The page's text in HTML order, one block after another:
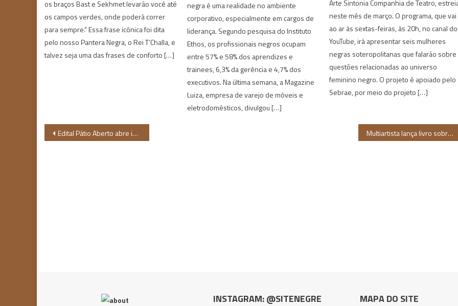
os braços Bast e Sekhmet levarão você até
os campos verdes, onde poderá correr
para sempre.” Essa frase icônica foi dita
pelo nosso Pantera Negra, o Rei T’Challa, e
talvez seja uma das frases de conforto […]
negra é uma realidade no ambiente
corporativo, especialmente em cargos de
liderança. Segundo pesquisa do Instituto
Ethos, os profissionais negros ocupam
entre 57% e 58% dos aprendizes e
trainees, 6,3% da gerência e 4,7% dos
executivos. Na última semana, a Magazine
Luiza, empresa de varejo de móveis e
eletrodomésticos, divulgou […]
Arte Sintonia Companhia de Teatro,
neste mês de março. O programa, que vai
ao ar às sextas-feiras, às 20h, no canal do
YouTube, irá apresentar seis mulheres
negras soteropolitanas que falarão sobre
questões relacionadas ao universo
feminino negro. O projeto é apoiado pelo
Sebrae, por meio do projeto […]
Navegação
Edital Pátio Aberto abre inscrições para projetos culturais no Maranhão Multiartista lança livro sobre ancestralidade canavieira da Zona da Mata pernambucana
INSTAGRAM: @SITENEGRE MAPA DO SITE